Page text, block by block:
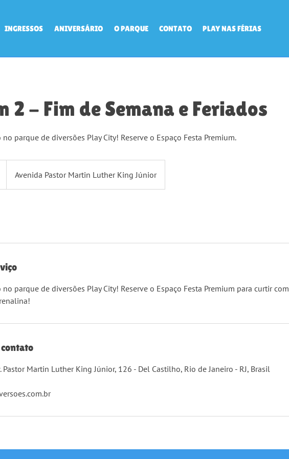
INGRESSOS ANIVERSÁRIO O PARQUE CONTATO PLAY NAS FÉRIAS
2 - Fim de Semana e Feriados
no parque de diversões Play City! Reserve o Espaço Festa Premium.
Avenida Pastor Martin Luther King Júnior
no parque de diversões Play City! Reserve o Espaço Festa Premium para curtir com
Pastor Martin Luther King Júnior, 126 - Del Castilho, Rio de Janeiro - RJ, Brasil